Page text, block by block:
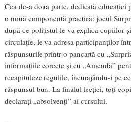
Cea de-a doua parte, dedicată educației
o nouă componentă practică: jocul
după ce polițistul le va explica copiilor
circulație, le va adresa participanților
răspunsurile printr-o pancartă cu
informațiile corecte și cu „Amendă”
recapituleze regulile, încurajându-i pe
răspunsul bun. La finalul lecției, toți
declarați „absolvenți” ai cursului.